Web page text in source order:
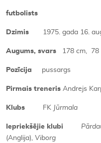
futbolists
Dzimis 1975. gada 16.
Augums, svars 178 cm, 78
Pozīcija pussargs
Pirmais treneris Andrejs
Klubs FK Jūrmala
Iepriekšējie klubi
(Anglija), Viborg